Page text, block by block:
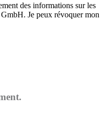
des informations sur les
Je peux révoquer mon